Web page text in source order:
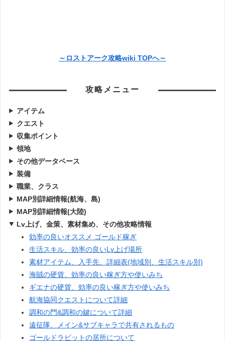
～ロストアーク攻略wiki TOPへ～
攻略メニュー
アイテム
クエスト
収集ポイント
領地
その他データベース
装備
職業、クラス
MAP別詳細情報(航海、島)
MAP別詳細情報(大陸)
Lv上げ、金策、素材集め、その他攻略情報
効率の良いオススメ ゴールド稼ぎ
生活スキル、効率の良いLv上げ場所
素材アイテム、入手先、詳細表(地域別、生活スキル別)
海賊の硬貨、効率の良い稼ぎ方や使いみち
ギエナの硬貨、効率の良い稼ぎ方や使いみち
航海協同クエストについて詳細
調和の門&調和の鍵について詳細
遠征隊、メイン&サブキャラで共有されるもの
ゴールドラビットの居所について